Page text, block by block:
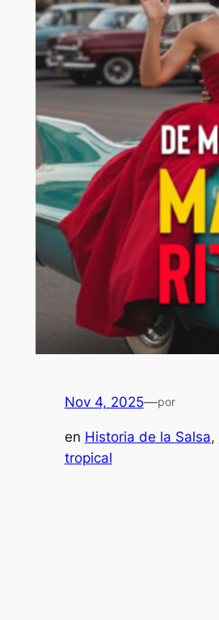
Nov 4, 2025—por
en Historia de la Salsa,
tropical